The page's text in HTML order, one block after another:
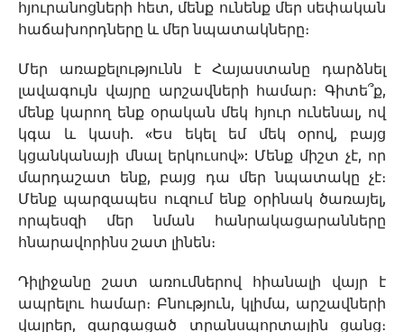
հյուրանոցների հետ, մենք ունենք մեր սեփական
հաճախորդները և մեր նպատակները։
Մեր առաքելությունն է Հայաստանը դարձնել
լավագույն վայրը արշավների համար։ Գիտե՞ք,
մենք կարող ենք օրական մեկ հյուր ունենալ, ով
կգա և կասի. «Ես եկել եմ մեկ օրով, բայց
կցանկանայի մնալ երկուսով»: Մենք միշտ չէ, որ
մարդաշատ ենք, բայց դա մեր նպատակը չէ։
Մենք պարզապես ուզում ենք օրինակ ծառայել,
որպեսզի մեր նման հանրակացարանները
հնարավորինս շատ լինեն։
Դիլիջանը շատ առումներով հիանալի վայր է
ապրելու համար։ Բնություն, կլիմա, արշավների
վայրեր, զարգացած տրանսպորտային ցանց։